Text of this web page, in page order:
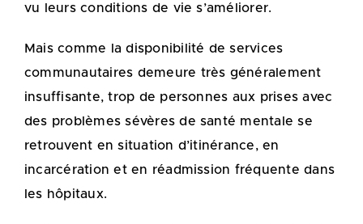
vu leurs conditions de vie s’améliorer.
Mais comme la disponibilité de services
communautaires demeure très généralement
insuffisante, trop de personnes aux prises avec
des problèmes sévères de santé mentale se
retrouvent en situation d’itinérance, en
incarcération et en réadmission fréquente dans
les hôpitaux.